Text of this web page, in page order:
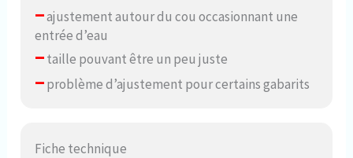
–ajustement autour du cou occasionnant une
entrée d’eau
–taille pouvant être un peu juste
–problème d’ajustement pour certains gabarits
Fiche technique